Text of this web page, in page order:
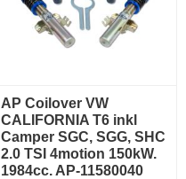
AP Coilover VW
CALIFORNIA T6 inkl
Camper SGC, SGG, SHC
2.0 TSI 4motion 150kW.
1984cc. AP-11580040